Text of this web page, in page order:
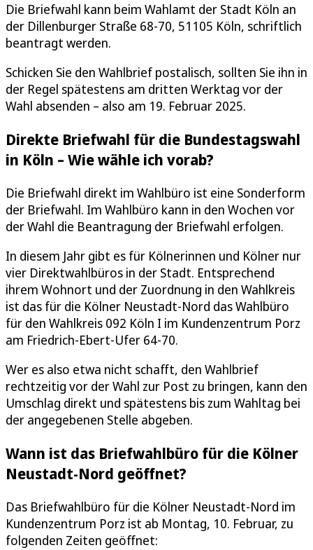
Die Briefwahl kann beim Wahlamt der Stadt Köln an
der Dillenburger Straße 68-70, 51105 Köln, schriftlich
beantragt werden.
Schicken Sie den Wahlbrief postalisch, sollten Sie ihn in
der Regel spätestens am dritten Werktag vor der
Wahl absenden – also am 19. Februar 2025.
Direkte Briefwahl für die Bundestagswahl
in Köln – Wie wähle ich vorab?
Die Briefwahl direkt im Wahlbüro ist eine Sonderform
der Briefwahl. Im Wahlbüro kann in den Wochen vor
der Wahl die Beantragung der Briefwahl erfolgen.
In diesem Jahr gibt es für Kölnerinnen und Kölner nur
vier Direktwahlbüros in der Stadt. Entsprechend
ihrem Wohnort und der Zuordnung in den Wahlkreis
ist das für die Kölner Neustadt-Nord das Wahlbüro
für den Wahlkreis 092 Köln I im Kundenzentrum Porz
am Friedrich-Ebert-Ufer 64-70.
Wer es also etwa nicht schafft, den Wahlbrief
rechtzeitig vor der Wahl zur Post zu bringen, kann den
Umschlag direkt und spätestens bis zum Wahltag bei
der angegebenen Stelle abgeben.
Wann ist das Briefwahlbüro für die Kölner
Neustadt-Nord geöffnet?
Das Briefwahlbüro für die Kölner Neustadt-Nord im
Kundenzentrum Porz ist ab Montag, 10. Februar, zu
folgenden Zeiten geöffnet: